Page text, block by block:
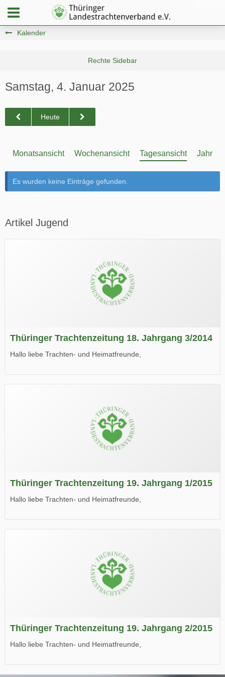
Kalender
Samstag, 4. Januar 2025
Heute
Monatsansicht Wochenansicht Tagesansicht
Es wurden keine Einträge gefunden.
Artikel Jugend
Thüringer Trachtenzeitung 18. Jahrgang 3/2014
Hallo liebe Trachten- und Heimatfreunde,
Wir wünschen Euch viel Spaß beim Lesen.
Thüringer Trachtenzeitung 19. Jahrgang 1/2015
Hallo liebe Trachten- und Heimatfreunde,
Wir wünschen Euch viel Spaß beim Lesen.
Thüringer Trachtenzeitung 19. Jahrgang 2/2015
Hallo liebe Trachten- und Heimatfreunde,
Wir wünschen Euch viel Spaß beim Lesen.